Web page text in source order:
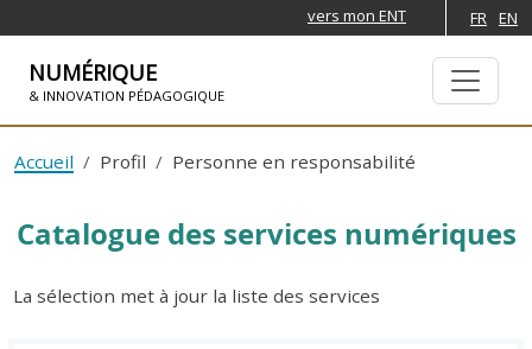
vers mon ENT FR EN
NUMÉRIQUE
& INNOVATION PÉDAGOGIQUE
Accueil Profil Personne en responsabilité
Catalogue des services numériques
La sélection met à jour la liste des services